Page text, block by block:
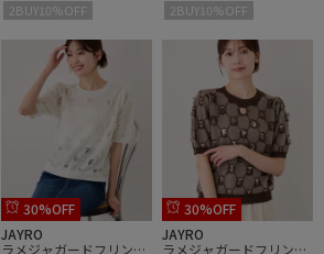
2BUY10%OFF 2BUY10%OFF
30%OFF
JAYRO
ラメジャガードフリンジ
30%OFF
JAYRO
ラメジャガードフリンジ